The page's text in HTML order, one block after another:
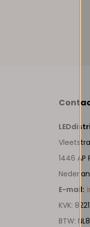
1446 AP
E-mail:
KVK:
BTW: